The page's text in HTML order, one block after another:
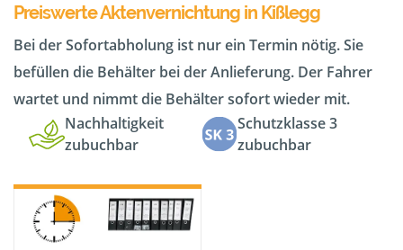
Preiswerte Aktenvernichtung in Kißlegg
Bei der Sofortabholung ist nur ein Termin nötig. Sie
befüllen die Behälter bei der Anlieferung. Der Fahrer
wartet und nimmt die Behälter sofort wieder mit.
Nachhaltigkeit
zubuchbar
Schutzklasse 3
zubuchbar